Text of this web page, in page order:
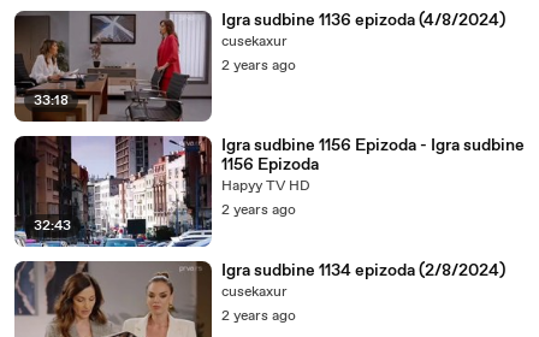
-♪♪
03:26
-♪♪
03:36
-♪♪
03:46
-♪♪
03:56
-♪♪
04:06
-♪♪
04:16
-♪♪
04:26
04:36
-♪♪
33:18
Igra sudbine 1136 epizoda (4/8/2024)
cusekaxur
2 years ago
32:43
Igra sudbine 1156 Epizoda - Igra sudbine
1156 Epizoda
Hapyy TV HD
2 years ago
Igra sudbine 1134 epizoda (2/8/2024)
cusekaxur
2 years ago